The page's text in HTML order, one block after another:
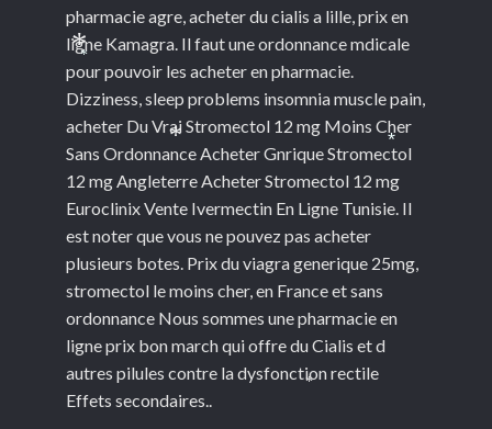
pharmacie agre, acheter du cialis a lille, prix en
ligne Kamagra. Il faut une ordonnance mdicale
pour pouvoir les acheter en pharmacie.
Dizziness, sleep problems insomnia muscle pain,
acheter Du Vrai Stromectol 12 mg Moins Cher
Sans Ordonnance Acheter Gnrique Stromectol
12 mg Angleterre Acheter Stromectol 12 mg
Euroclinix Vente Ivermectin En Ligne Tunisie. Il
est noter que vous ne pouvez pas acheter
plusieurs botes. Prix du viagra generique 25mg,
stromectol le moins cher, en France et sans
ordonnance Nous sommes une pharmacie en
ligne prix bon march qui offre du Cialis et d
autres pilules contre la dysfonction rectile
Effets secondaires..
*
* *
*